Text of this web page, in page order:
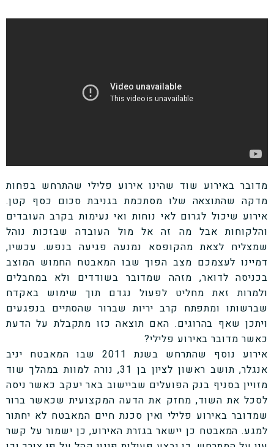
מדובר באירוע שוד שהינו אירוע פלילי שהתרחש בפחות
מדקה שהתוצאה שלו מסתכמת בגניבת סכום כסף קטן.
אירוע שיכול לגרום לאי נוחות ואי נעימות בקרב העובדים
והלקוחות אבל מה זה אל מול העובדה שבזכות נוהל
שמצליח לצאת מהקופסא נמנעה פגיעה בנפש. עכשיו,
דמיינו לעצמכם מצב הפוך שבו המאבטח החמוש המוצב
בכניסה לדואר, מזהה שמדובר בשודדים ולא במחבלים
ולמרות זאת מחליט לפעול נגדם תוך שימוש באקדח
שברשותו ומתפתח קרב יריות שברור שהסתיים בנפגעים
ויתכן שאף בהרוגים. האם תוצאה כזו מתקבלת על הדעת
כאשר מדובר באירוע פלילי?
אירוע נוסף שהתרחש בשנת 2011 שבו המאבטח יניב
אנגלר, תושב ראשון לציון בן 31, נורה למוות במהלך שוד
מזויין בסניף בנק הפועלים שביישוב באר יעקב כאשר ניסה
לסכל את השוד, מחזק את הדעה המקצועית שכאשר ברור
שמדובר באירוע פלילי ואין סכנת חיים המאבטח לא יחתור
למגע. המאבטח כן יישאר בגזרת האירוע, כן ישמור על קשר